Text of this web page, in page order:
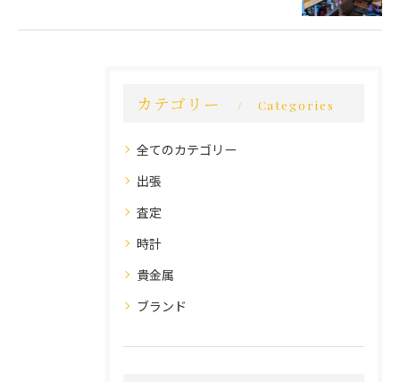
カテゴリー Categories
全てのカテゴリー
出張
査定
時計
貴金属
ブランド